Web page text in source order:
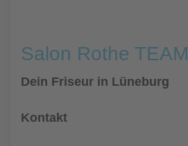
Salon Rothe TEAM
Dein Friseur in Lüneburg
Kontakt